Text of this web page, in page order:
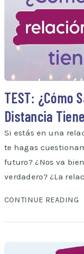
TEST: ¿Cómo
Distancia
Si estás en una
te hagas
futuro? ¿Nos va
verdadero? ¿La
CONTINUE READING